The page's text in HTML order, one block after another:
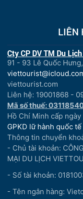
LIÊN
Cty CP DV TM Du
91 - 93 Lê Quốc
viettourist.com
Liên hệ: 19001868 -
Mã số thuế:
Hồ Chí Minh cấp
GPKD lữ hành quốc
Thông tin chuyển
- Chủ tài khoản:
MẠI DU LỊCH
- Số tài khoản:
- Tên ngân hàng: